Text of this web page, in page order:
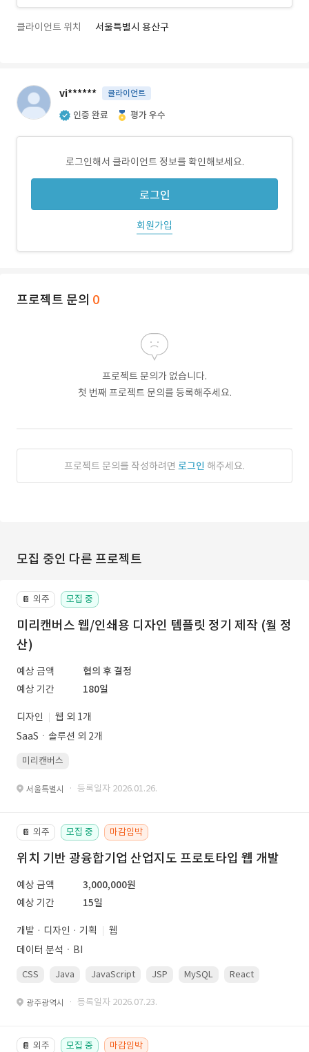
클라이언트 위치 서울특별시 용산구
vi****** 클라이언트
인증 완료 평가 우수
로그인해서 클라이언트 정보를 확인해보세요.
로그인
회원가입
프로젝트 문의 0
프로젝트 문의가 없습니다.
첫 번째 프로젝트 문의를 등록해주세요.
프로젝트 문의를 작성하려면 로그인 해주세요.
모집 중인 다른 프로젝트
📔 외주 모집 중
미리캔버스 웹/인쇄용 디자인 템플릿 정기 제작 (월 정
산)
예상 금액
협의 후 결정
예상 기간
180일
디자인
웹 외 1개
SaaSㆍ솔루션 외 2개
미리캔버스
서울특별시 · 등록일자 2026.01.26.
📔 외주 모집 중 마감임박
위치 기반 광융합기업 산업지도 프로토타입 웹 개발
예상 금액
3,000,000원
예상 기간
15일
개발 · 디자인 · 기획
웹
데이터 분석ㆍBI
CSS Java JavaScript JSP MySQL React
광주광역시 · 등록일자 2026.07.23.
📔 외주 모집 중 마감임박